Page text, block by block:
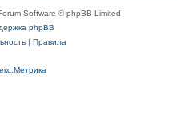
Software © phpBB Limited
phpBB
Правила